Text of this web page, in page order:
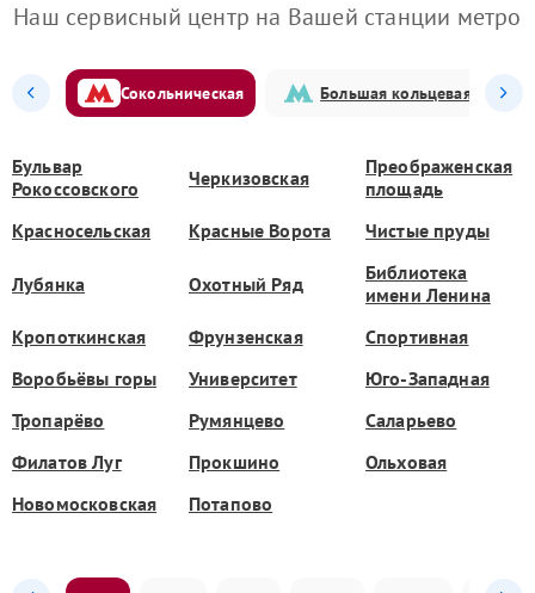
Наш сервисный центр на Вашей станции метро
Сокольническая Большая кольцевая
Бульвар
Рокоссовского
Черкизовская
Преображенская
площадь
Красносельская
Красные Ворота Чистые пруды
Лубянка Охотный Ряд
Библиотека
имени Ленина
Кропоткинская
Фрунзенская
Спортивная
Воробьёвы горы
Университет
Юго-Западная
Тропарёво
Румянцево
Саларьево
Филатов Луг
Прокшино
Ольховая
Новомосковская
Потапово